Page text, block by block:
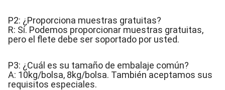
P2: ¿Proporciona muestras gratuitas?
R: Sí. Podemos proporcionar muestras gratuitas,
pero el flete debe ser soportado por usted.
P3: ¿Cuál es su tamaño de embalaje común?
A: 10kg/bolsa, 8kg/bolsa. También aceptamos sus
requisitos especiales.